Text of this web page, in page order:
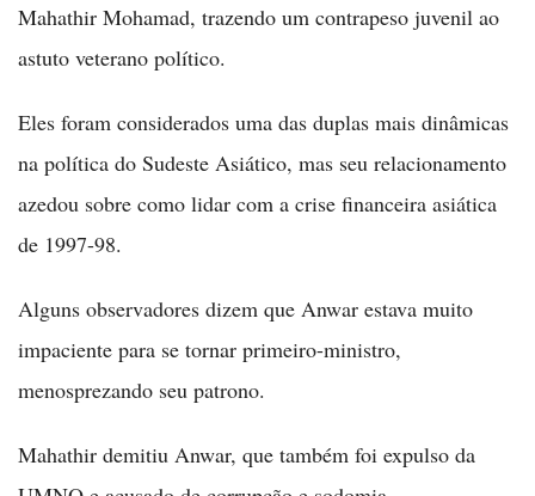
Mahathir Mohamad, trazendo um contrapeso juvenil ao
astuto veterano político.
Eles foram considerados uma das duplas mais dinâmicas
na política do Sudeste Asiático, mas seu relacionamento
azedou sobre como lidar com a crise financeira asiática
de 1997-98.
Alguns observadores dizem que Anwar estava muito
impaciente para se tornar primeiro-ministro,
menosprezando seu patrono.
Mahathir demitiu Anwar, que também foi expulso da